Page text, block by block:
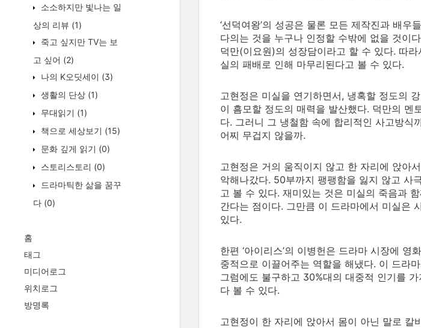
소소하지만 빛나는 일
상의 리뷰 (1)
죽고 싶지만 TV는 보
고 싶어 (2)
나의 K오딧세이 (3)
생활의 단상 (1)
무대읽기 (1)
책으로 세상보기 (15)
문화 깊게 읽기 (0)
스토리스토리 (0)
드라마틱한 삶을 꿈꾸
다 (0)
홈
태그
미디어로그
위치로그
방명록
‘선덕여왕’의 성공은 물론 모든 제작진과 배
다의는 것을 누구나 인정할 수밖에 없을 것이
덕만(이요원)의 성장담이라고 할 수 있다. 따
실의 패배로 인해 마무리된다고 볼 수 있다.
고현정은 미실을 연기하면서, 냉혹할 정도의
이 흠모할 정도의 매력을 발산했다. 덕만의 멘
다. 그러니 그 냉철함 속에 합리적인 사고방식
어찌 무겁지 않을까.
고현정은 거의 움직이지 않고 한 자리에 앉아
악해나갔다. 50부까지 팽팽함을 잃지 않고 사
고 볼 수 있다. 재미있는 것은 미실의 죽음과
간다는 점이다. 그만큼 이 드라마에서 미실은
있다.
한편 ‘아이리스’의 이병헌은 드라마 시장에
중적으로 이끌어주는 역할을 해냈다. 이 드라
그럼에도 불구하고 30%대의 대중적 인기를
다 볼 수 있다.
고현정이 한 자리에 앉아서 몸이 아닌 말로 칼